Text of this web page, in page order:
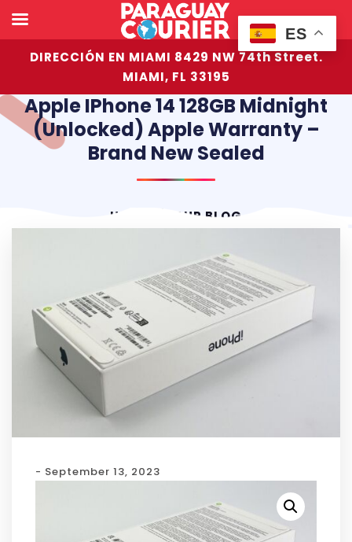
DIRECCIÓN EN MIAMI 8429 NW 74th Street.
MIAMI, FL 33195
Apple IPhone 14 128GB Midnight
(Unlocked) Apple Warranty –
Brand New Sealed
HOME OUR BLOG
- September 13, 2023
ES